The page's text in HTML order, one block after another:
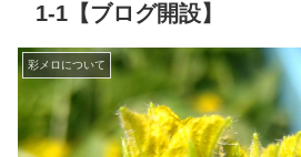
1-1【ブログ開設】
彩メロについて